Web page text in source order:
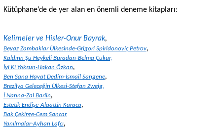
Kütüphane’de de yer alan en önemli deneme kitapları:
Kelimeler ve Hisler-Onur Bayrak,
Beyaz Zambaklar Ülkesinde-Grigori Spiridonoviç Petrov,
Kaldırın Şu Heykeli Buradan-Belma Çukur,
İyi Ki Yoksun-Hakan Özkan,
Ben Sana Hayat Dedim-İsmail Sangene,
Brezilya Geleceğin Ülkesi-Stefan Zweig,
İ Nanna-Zal Barlin,
Estetik Endişe-Alaattin Karaca,
Bak Çekirge-Cem Sancar,
Yanılmalar-Ayhan Lafcı,